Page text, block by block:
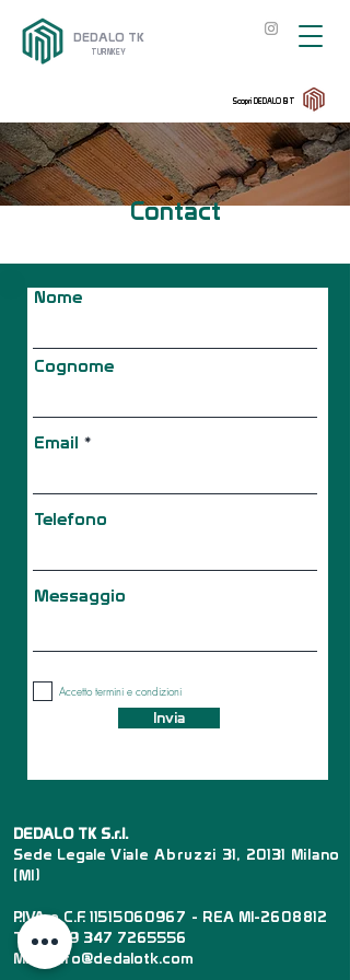
DEDALO TK
TURNKEY
Scopri DEDALO BT
Contact
Nome
Cognome
Email
Telefono
Messaggio
Accetto termini e condizioni
Invia
DEDALO TK S.r.l.
Sede Legale Viale Abruzzi 31, 20131 Milano
(MI)
P.IVA e C.F. 11515060967 - REA MI-2608812
Tel :+39 347 7265556
Mail :
info@dedalotk.com